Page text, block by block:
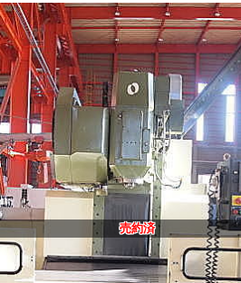
売約済